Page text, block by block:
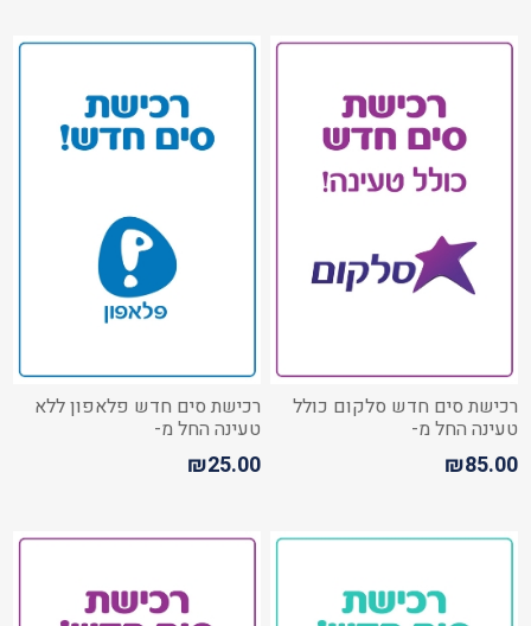
רכישת סים חדש סלקום כולל
טעינה החל מ-
₪85.00
רכישת סים חדש פלאפון ללא
טעינה החל מ-
₪25.00